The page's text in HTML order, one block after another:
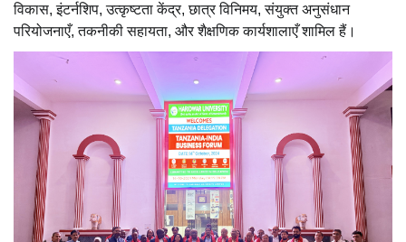
विकास, इंटर्नशिप, उत्कृष्टता केंद्र, छात्र विनिमय, संयुक्त अनुसंधान
परियोजनाएँ, तकनीकी सहायता, और शैक्षणिक कार्यशालाएँ शामिल हैं।